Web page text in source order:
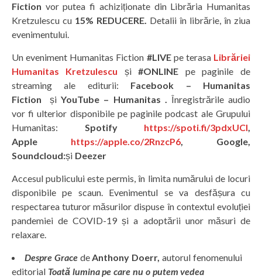
Fiction vor putea fi achiziționate din Librăria Humanitas
Kretzulescu cu 15% REDUCERE. Detalii în librărie, în ziua
evenimentului.
Un eveniment Humanitas Fiction #LIVE pe terasa Librăriei
Humanitas Kretzulescu și #ONLINE pe paginile de
streaming ale editurii: Facebook – Humanitas
Fiction
și YouTube – Humanitas . Înregistrările audio
vor fi ulterior disponibile pe paginile podcast ale Grupului
Humanitas: Spotify https://spoti.fi/3pdxUCI,
Apple https://apple.co/2RnzcP6, Google,
Soundcloud:și Deezer
Accesul publicului este permis, în limita numărului de locuri
disponibile pe scaun. Evenimentul se va desfășura cu
respectarea tuturor măsurilor dispuse în contextul evoluției
pandemiei de COVID-19 și a adoptării unor măsuri de
relaxare.
Despre Grace deAnthony Doerr,autorul fenomenului
editorial Toată lumina pe care nu o putem vedea